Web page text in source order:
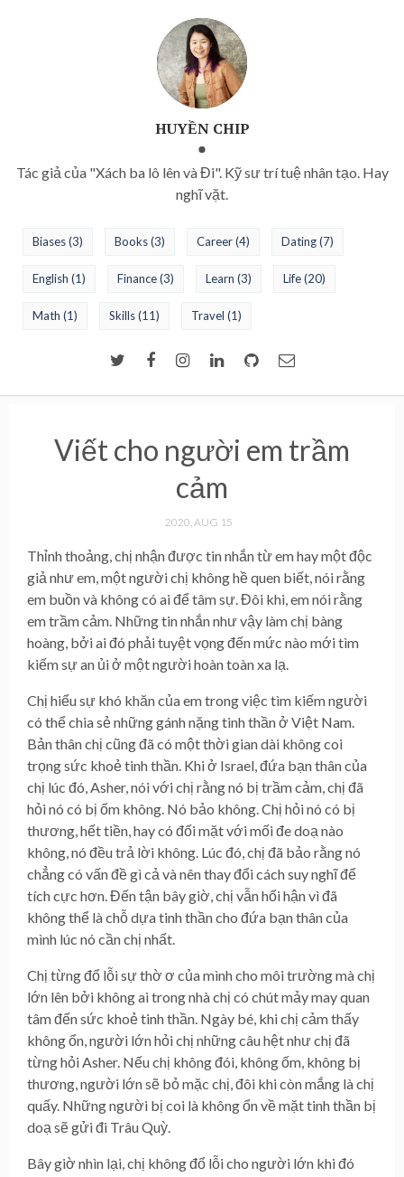
HUYỀN CHIP
Tác giả của "Xách ba lô lên và Đi". Kỹ sư trí tuệ nhân tạo. Hay
nghĩ vặt.
Biases(3) Books(3) Career(4) Dating(7)
English (1) Finance(3) Learn (3) Life(20)
Math (1) Skills(11) Travel (1)
Viết cho người em trầm
cảm
2020, AUG 15
Thỉnh thoảng, chị nhận được tin nhắn từ em hay một độc
giả như em, một người chị không hề quen biết, nói rằng
em buồn và không có ai để tâm sự. Đôi khi, em nói rằng
em trầm cảm. Những tin nhắn như vậy làm chị bàng
hoàng, bởi ai đó phải tuyệt vọng đến mức nào mới tìm
kiếm sự an ủi ở một người hoàn toàn xa lạ.
Chị hiểu sự khó khăn của em trong việc tìm kiếm người
có thể chia sẻ những gánh nặng tinh thần ở Việt Nam.
Bản thân chị cũng đã có một thời gian dài không coi
trọng sức khoẻ tinh thần. Khi ở Israel, đứa bạn thân của
chị lúc đó, Asher, nói với chị rằng nó bị trầm cảm, chị đã
hỏi nó có bị ốm không. Nó bảo không. Chị hỏi nó có bị
thương, hết tiền, hay có đối mặt với mối đe doạ nào
không, nó đều trả lời không. Lúc đó, chị đã bảo rằng nó
chẳng có vấn đề gì cả và nên thay đổi cách suy nghĩ để
tích cực hơn. Đến tận bây giờ, chị vẫn hối hận vì đã
không thể là chỗ dựa tinh thần cho đứa bạn thân của
mình lúc nó cần chị nhất.
Chị từng đổ lỗi sự thờ ơ của mình cho môi trường mà chị
lớn lên bởi không ai trong nhà chị có chút mảy may quan
tâm đến sức khoẻ tinh thần. Ngày bé, khi chị cảm thấy
không ổn, người lớn hỏi chị những câu hệt như chị đã
từng hỏi Asher. Nếu chị không đói, không ốm, không bị
thương, người lớn sẽ bỏ mặc chị, đôi khi còn mắng là chị
quấy. Những người bị coi là không ổn về mặt tinh thần bị
doạ sẽ gửi đi Trâu Quỳ.
Bây giờ nhìn lại, chị không đổ lỗi cho người lớn khi đó